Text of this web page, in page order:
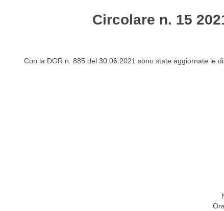
Circolare n. 15
Con la DGR n. 885 del 30.06.2021 sono state aggiornate le